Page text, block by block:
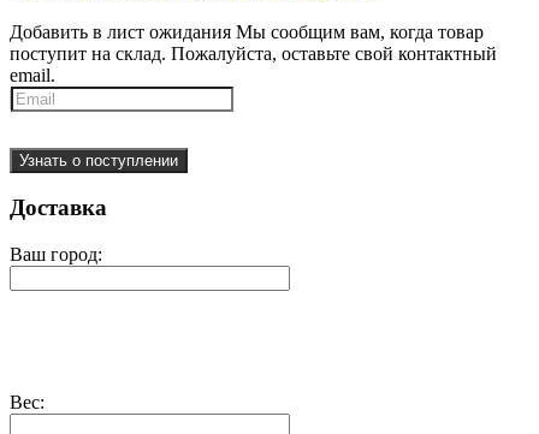
Добавить в лист ожидания Мы сообщим вам, когда товар
поступит на склад. Пожалуйста, оставьте свой контактный
email.
Узнать о поступлении
Доставка
Ваш город:
Вес: